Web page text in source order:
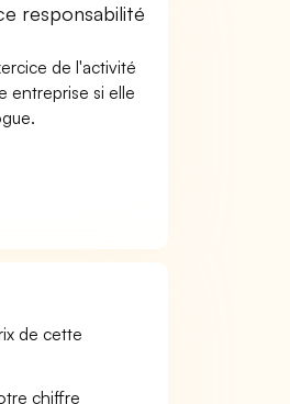
responsabilité
de l'activité
entreprise si elle
de cette
chiffre